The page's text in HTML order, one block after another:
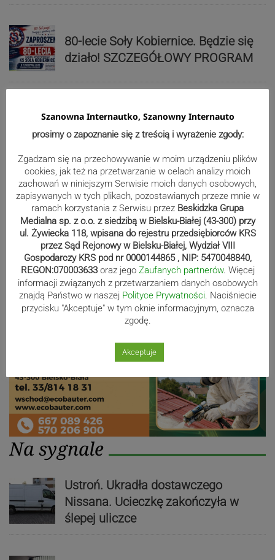
80-lecie Soły Kobiernice. Będzie się
działo! SZCZEGÓŁOWY PROGRAM
Kaniów stolicą europejskiego kajak
polo. Kilkadziesiąt drużyn z całej
Europy rywalizowało przez trzy dni
Nakamura z dubletem w Wiśle.
Dyskwalifikacja Waszka zmieniła
klasyfikację Polaków
Reklama
Na sygnale
Ustroń. Ukradła dostawczego
Nissana. Ucieczkę zakończyła w
ślepej uliczce
Szanowna Internautko, Szanowny Internauto
prosimy o zapoznanie się z treścią i wyrażenie zgody:
Zgadzam się na przechowywanie w moim urządzeniu plików
cookies, jak też na przetwarzanie w celach analizy moich
zachowań w niniejszym Serwisie moich danych osobowych,
zapisywanych w tych plikach, pozostawianych przeze mnie w
ramach korzystania z Serwisu przez Beskidzka Grupa
Medialna sp. z o.o. z siedzibą w Bielsku-Białej (43-300) przy
ul. Żywiecka 118, wpisana do rejestru przedsiębiorców KRS
przez Sąd Rejonowy w Bielsku-Białej, Wydział VIII
Gospodarczy KRS pod nr 0000144865 , NIP: 5470048840,
REGON:070003633 oraz jego Zaufanych partnerów. Więcej
informacji związanych z przetwarzaniem danych osobowych
znajdą Państwo w naszej Polityce Prywatności. Naciśniecie
przycisku "Akceptuje" w tym oknie informacyjnym, oznacza
zgodę.
Akceptuje